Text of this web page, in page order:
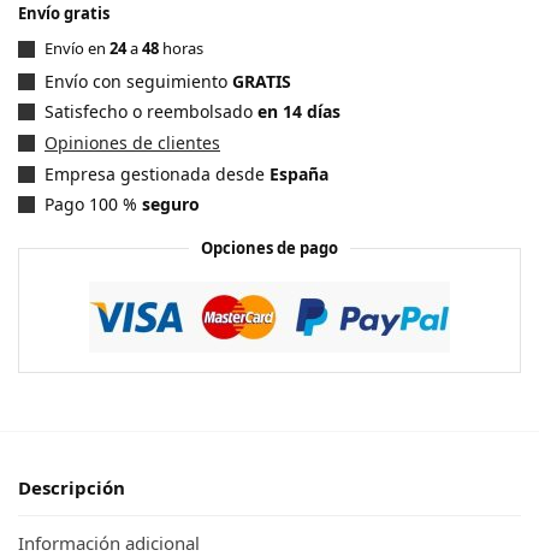
Envío gratis
Envío en 24a48 horas
Envío con seguimiento GRATIS
Satisfecho o reembolsado en 14 días
Opiniones de clientes
Empresa gestionada desde España
Pago 100 % seguro
Opciones de pago
Descripción
Información adicional